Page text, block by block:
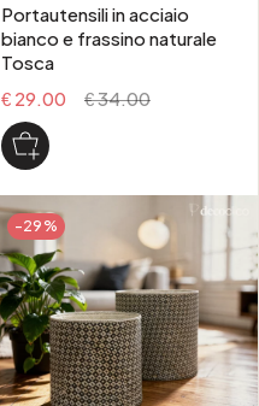
Portautensili in acciaio
bianco e frassino naturale
Tosca
€ 29.00
€ 34.00
-29%